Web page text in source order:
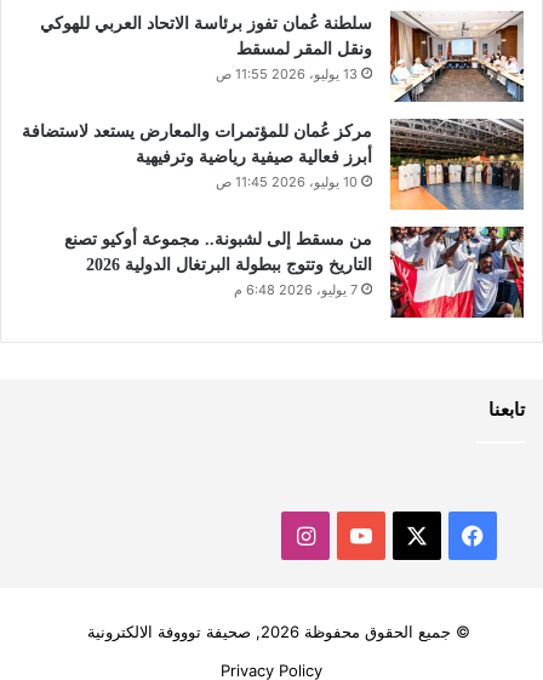
سلطنة عُمان تفوز برئاسة الاتحاد العربي للهوكي
ونقل المقر لمسقط
13 يوليو، 2026 11:55 ص
مركز عُمان للمؤتمرات والمعارض يستعد لاستضافة
أبرز فعالية صيفية رياضية وترفيهية
10 يوليو، 2026 11:45 ص
من مسقط إلى لشبونة.. مجموعة أوكيو تصنع
التاريخ وتتوج ببطولة البرتغال الدولية 2026
7 يوليو، 2026 6:48 م
تابعنا
فيسبوك ‫YouTubeانستقرام
© جميع الحقوق محفوظة 2026, صحيفة توووفة الالكترونية
Privacy Policy